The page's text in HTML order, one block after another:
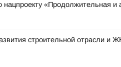
нацпроекту «Продолжительная и
строительной отрасли и